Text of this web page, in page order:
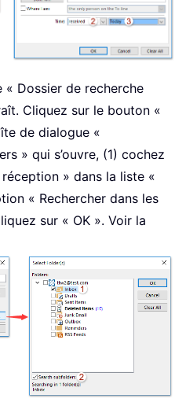
Dossier de recherche
Cliquez sur le bouton «
de dialogue «
» qui s’ouvre, (1) cochez
» dans la liste «
« Rechercher dans les
sur « OK ». Voir la